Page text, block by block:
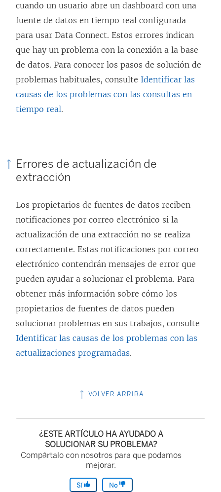
cuando un usuario abre un dashboard con una
fuente de datos en tiempo real configurada
para usar Data Connect. Estos errores indican
que hay un problema con la conexión a la base
de datos. Para conocer los pasos de solución de
problemas habituales, consulte Identificar las
causas de los problemas con las consultas en
tiempo real.
Errores de actualización de
extracción
Los propietarios de fuentes de datos reciben
notificaciones por correo electrónico si la
actualización de una extracción no se realiza
correctamente. Estas notificaciones por correo
electrónico contendrán mensajes de error que
pueden ayudar a solucionar el problema. Para
obtener más información sobre cómo los
propietarios de fuentes de datos pueden
solucionar problemas en sus trabajos, consulte
Identificar las causas de los problemas con las
actualizaciones programadas.
VOLVER ARRIBA
¿ESTE ARTÍCULO HA AYUDADO A
SOLUCIONAR SU PROBLEMA?
Compártalo con nosotros para que podamos
mejorar.
Sí No